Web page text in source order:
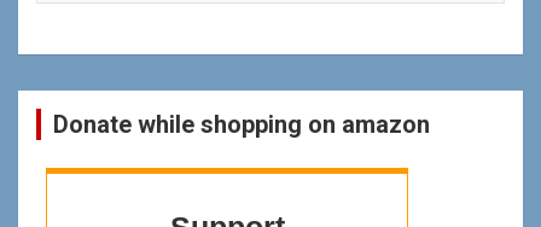
Donate while shopping on amazon